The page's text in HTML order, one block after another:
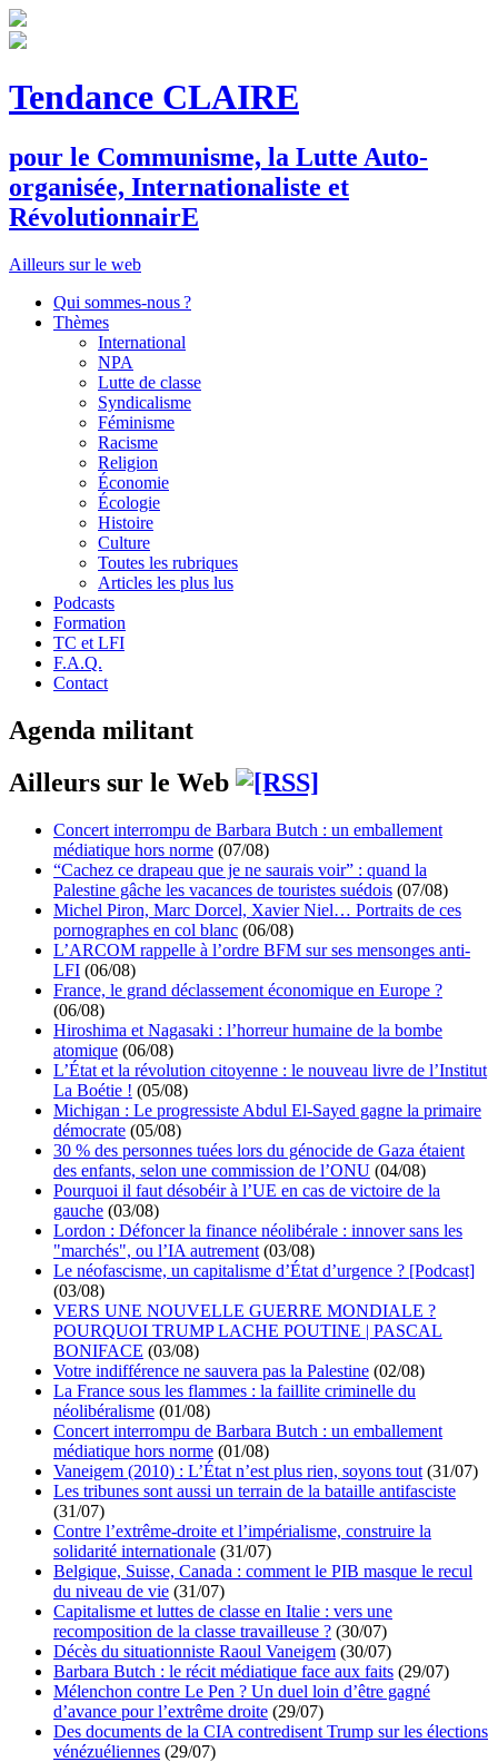
Tendance CLAIRE
pour le Communisme, la Lutte Auto-
organisée, Internationaliste et
RévolutionnairE
Ailleurs sur le web
Qui sommes-nous ?
Thèmes
International
NPA
Lutte de classe
Syndicalisme
Féminisme
Racisme
Religion
Économie
Écologie
Histoire
Culture
Toutes les rubriques
Articles les plus lus
Podcasts
Formation
TC et LFI
F.A.Q.
Contact
Agenda militant
Ailleurs sur le Web
Concert interrompu de Barbara Butch : un emballement
médiatique hors norme (07/08)
“Cachez ce drapeau que je ne saurais voir” : quand la
Palestine gâche les vacances de touristes suédois (07/08)
Michel Piron, Marc Dorcel, Xavier Niel… Portraits de ces
pornographes en col blanc (06/08)
L’ARCOM rappelle à l’ordre BFM sur ses mensonges anti-
LFI (06/08)
France, le grand déclassement économique en Europe ?
(06/08)
Hiroshima et Nagasaki : l’horreur humaine de la bombe
atomique (06/08)
L’État et la révolution citoyenne : le nouveau livre de l’Institut
La Boétie ! (05/08)
Michigan : Le progressiste Abdul El-Sayed gagne la primaire
démocrate (05/08)
30 % des personnes tuées lors du génocide de Gaza étaient
des enfants, selon une commission de l’ONU (04/08)
Pourquoi il faut désobéir à l’UE en cas de victoire de la
gauche (03/08)
Lordon : Défoncer la finance néolibérale : innover sans les
"marchés", ou l’IA autrement (03/08)
Le néofascisme, un capitalisme d’État d’urgence ? [Podcast]
(03/08)
VERS UNE NOUVELLE GUERRE MONDIALE ?
POURQUOI TRUMP LACHE POUTINE | PASCAL
BONIFACE (03/08)
Votre indifférence ne sauvera pas la Palestine (02/08)
La France sous les flammes : la faillite criminelle du
néolibéralisme (01/08)
Concert interrompu de Barbara Butch : un emballement
médiatique hors norme (01/08)
Vaneigem (2010) : L’État n’est plus rien, soyons tout (31/07)
Les tribunes sont aussi un terrain de la bataille antifasciste
(31/07)
Contre l’extrême-droite et l’impérialisme, construire la
solidarité internationale (31/07)
Belgique, Suisse, Canada : comment le PIB masque le recul
du niveau de vie (31/07)
Capitalisme et luttes de classe en Italie : vers une
recomposition de la classe travailleuse ? (30/07)
Décès du situationniste Raoul Vaneigem (30/07)
Barbara Butch : le récit médiatique face aux faits (29/07)
Mélenchon contre Le Pen ? Un duel loin d’être gagné
d’avance pour l’extrême droite (29/07)
Des documents de la CIA contredisent Trump sur les élections
vénézuéliennes (29/07)